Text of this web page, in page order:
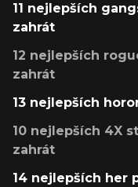
11 nejlepších
zahrát
12 nejlepších
zahrát
13 nejlepších
10 nejlepších 4X
zahrát
14 nejlepších her